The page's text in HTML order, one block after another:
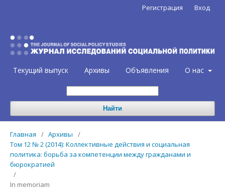
Текущий выпуск Архивы Объявления О нас
Найти
Регистрация Вход
Главная / Архивы
/
Том 12 № 2 (2014): Коллективные действия и социальная
политика: борьба за компетенции между гражданами и
бюрократией
/
In memoriam